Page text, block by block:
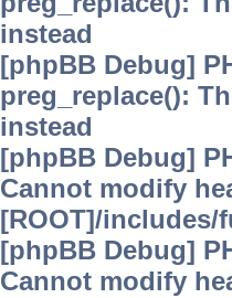
instead
[phpBB Debug]
preg_replace():
instead
[phpBB Debug]
Cannot modify
[ROOT]/includes/
[phpBB Debug]
Cannot modify